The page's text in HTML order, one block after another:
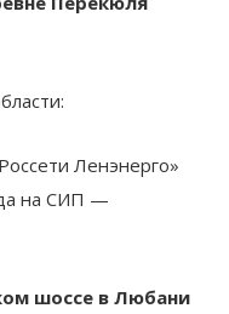
Ленэнерго»
на СИП —
шоссе в Любани